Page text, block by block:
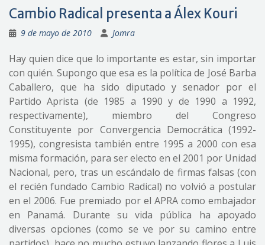
Cambio Radical presenta a Álex Kouri
9 de mayo de 2010 Jomra
Hay quien dice que lo importante es estar, sin importar
con quién. Supongo que esa es la política de José Barba
Caballero, que ha sido diputado y senador por el
Partido Aprista (de 1985 a 1990 y de 1990 a 1992,
respectivamente), miembro del Congreso
Constituyente por Convergencia Democrática (1992-
1995), congresista también entre 1995 a 2000 con esa
misma formación, para ser electo en el 2001 por Unidad
Nacional, pero, tras un escándalo de firmas falsas (con
el recién fundado Cambio Radical) no volvió a postular
en el 2006. Fue premiado por el APRA como embajador
en Panamá. Durante su vida pública ha apoyado
diversas opciones (como se ve por su camino entre